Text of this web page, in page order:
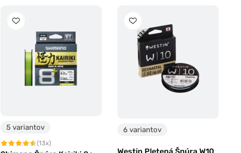
5 variantov
(13x)
6 variantov